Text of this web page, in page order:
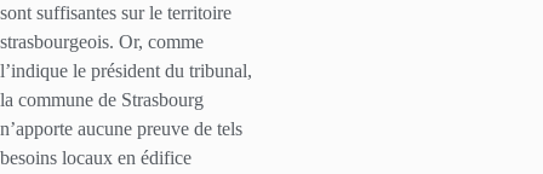
sont suffisantes sur le territoire
strasbourgeois. Or, comme
l’indique le président du tribunal,
la commune de Strasbourg
n’apporte aucune preuve de tels
besoins locaux en édifice